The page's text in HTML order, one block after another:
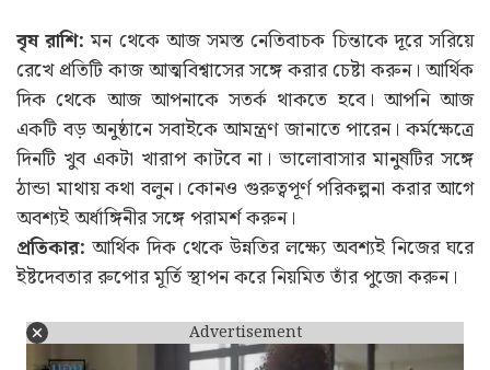
বৃষ রাশি: মন থেকে আজ সমস্ত নেতিবাচক চিন্তাকে দূরে সরিয়ে
রেখে প্রতিটি কাজ আত্মবিশ্বাসের সঙ্গে করার চেষ্টা করুন। আর্থিক
দিক থেকে আজ আপনাকে সতর্ক থাকতে হবে। আপনি আজ
একটি বড় অনুষ্ঠানে সবাইকে আমন্ত্রণ জানাতে পারেন। কর্মক্ষেত্রে
দিনটি খুব একটা খারাপ কাটবে না। ভালোবাসার মানুষটির সঙ্গে
ঠান্ডা মাথায় কথা বলুন। কোনও গুরুত্বপূর্ণ পরিকল্পনা করার আগে
অবশ্যই অর্ধাঙ্গিনীর সঙ্গে পরামর্শ করুন।
প্রতিকার: আর্থিক দিক থেকে উন্নতির লক্ষ্যে অবশ্যই নিজের ঘরে
ইষ্টদেবতার রুপোর মূর্তি স্থাপন করে নিয়মিত তাঁর পুজো করুন।
Advertisement